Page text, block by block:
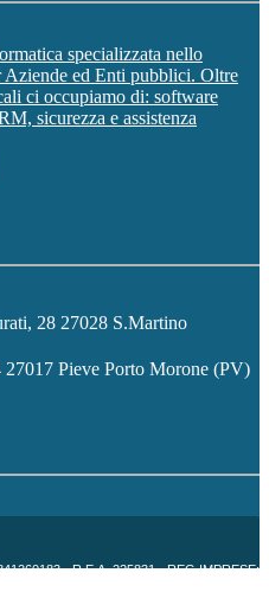
specializzata nello
ed Enti pubblici. Oltre
ci occupiamo di: software
sicurezza e assistenza
28 27028 S.Martino
Pieve Porto Morone (PV)
- R.E.A. 225831 - REG.IMPRESE: